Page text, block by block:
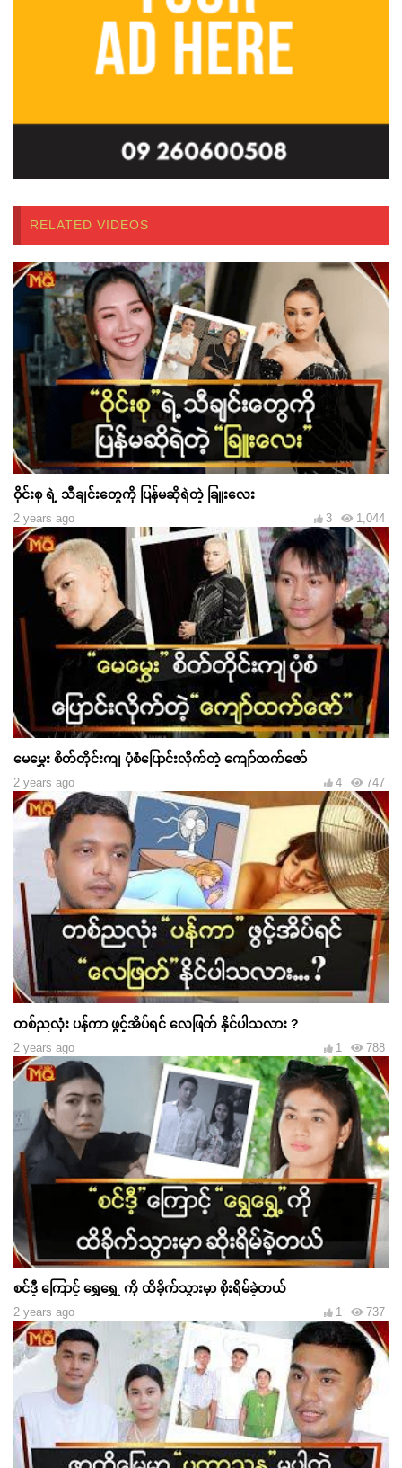
RELATED VIDEOS
ဝိုင်းစု ရဲ့ သီချင်းတွေကို ပြန်မဆိုရဲတဲ့ ခြူးလေး
2 years ago 1,044
3
မေမွှေး စိတ်တိုင်းကျ ပုံစံပြောင်းလိုက်တဲ့ ကျော်ထက်ဇော်
2 years ago 747
4
တစ်ညလုံး ပန်ကာ ဖွင့်အိပ်ရင် လေဖြတ် နိုင်ပါသလား ?
2 years ago 788
1
စင်ဒီ့ ကြောင့် ရွှေရွှေ့ ကို ထိခိုက်သွားမှာ စိုးရိမ်ခဲ့တယ်
2 years ago 737
1